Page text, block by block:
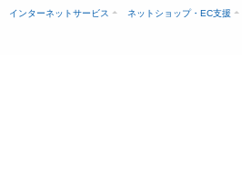
インターネットサービス ネットショップ・EC支援